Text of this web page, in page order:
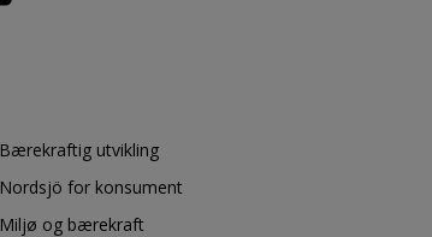
Bærekraftig utvikling
Nordsjö for konsument
Miljø og bærekraft